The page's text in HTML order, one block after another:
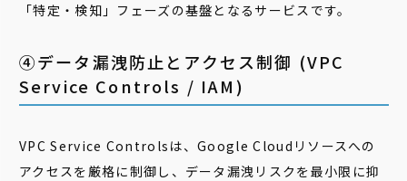
「特定・検知」フェーズの基盤となるサービスです。
④データ漏洩防止とアクセス制御 (VPC
Service Controls / IAM)
VPC Service Controlsは、Google Cloudリソースへの
アクセスを厳格に制御し、データ漏洩リスクを最小限に抑